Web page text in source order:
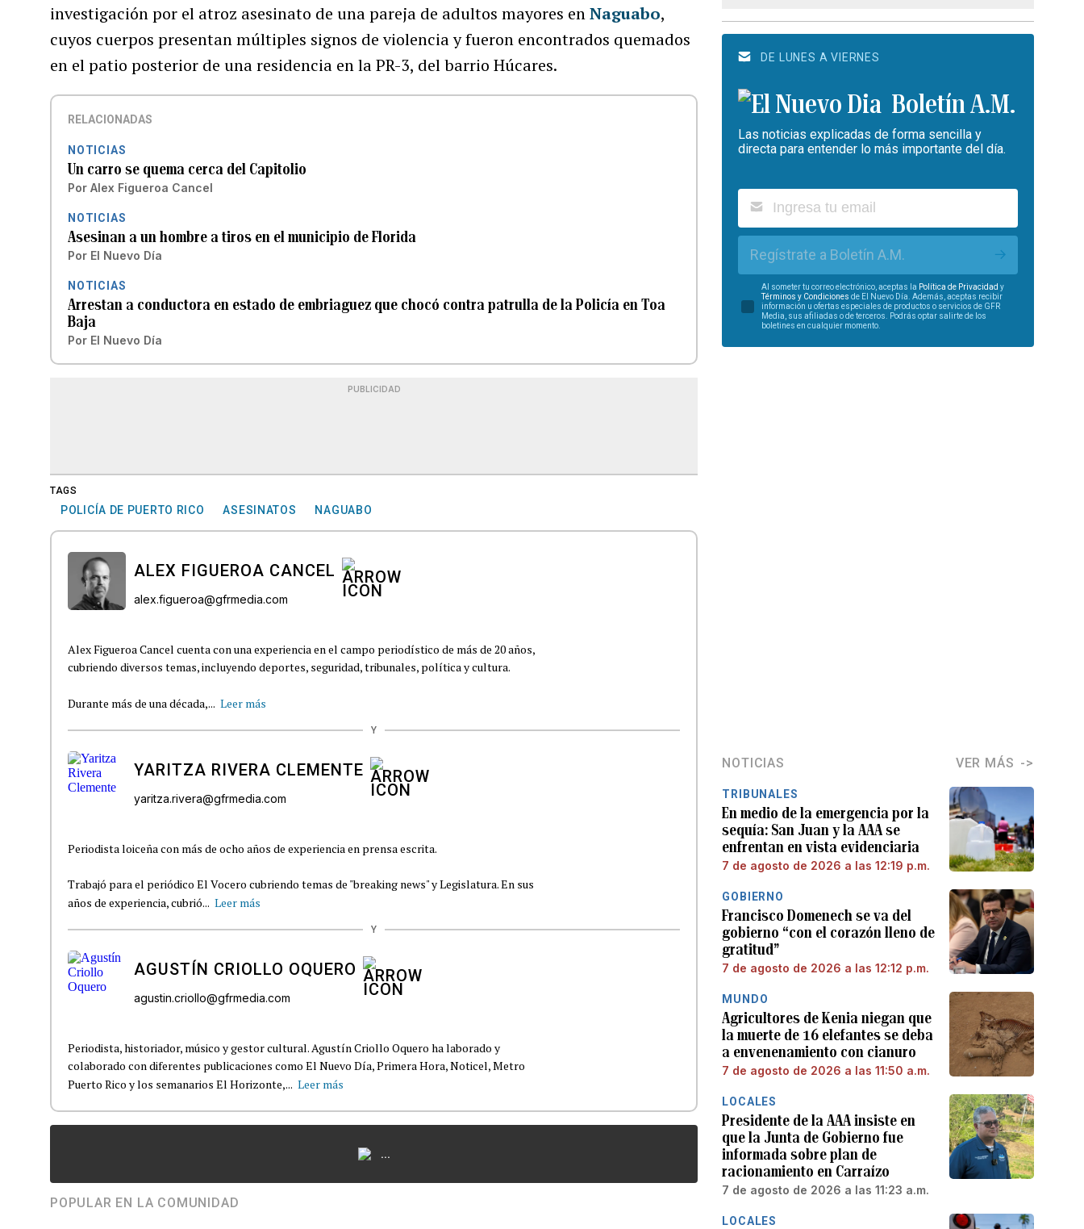
investigación por el atroz asesinato de una pareja de adultos mayores enNaguabo,
cuyos cuerpos presentan múltiples signos de violencia y fueron encontrados quemados
en el patio posterior de una residencia en la PR-3, del barrio Húcares.
RELACIONADAS
NOTICIAS
Un carro se quema cerca del Capitolio
Por Alex Figueroa Cancel
NOTICIAS
Asesinan a un hombre a tiros en el municipio de Florida
Por El Nuevo Día
NOTICIAS
Arrestan a conductora en estado de embriaguez que chocó contra patrulla de la Policía en Toa
Baja
Por El Nuevo Día
PUBLICIDAD
TAGS
POLICÍA DE PUERTO RICO ASESINATOS NAGUABO
ALEX FIGUEROA CANCEL
alex.figueroa@gfrmedia.com
Alex Figueroa Cancel cuenta con una experiencia en el campo periodístico de más de 20 años,
cubriendo diversos temas, incluyendo deportes, seguridad, tribunales, política y cultura.
Durante más de una década,... Leer más
Y
YARITZA RIVERA CLEMENTE
yaritza.rivera@gfrmedia.com
Periodista loiceña con más de ocho años de experiencia en prensa escrita.
Trabajó para el periódico El Vocero cubriendo temas de "breaking news" y Legislatura. En sus
años de experiencia, cubrió... Leer más
Y
AGUSTÍN CRIOLLO OQUERO
agustin.criollo@gfrmedia.com
Periodista, historiador, músico y gestor cultural. Agustín Criollo Oquero ha laborado y
colaborado con diferentes publicaciones como El Nuevo Día, Primera Hora, Noticel, Metro
Puerto Rico y los semanarios El Horizonte,... Leer más
...
POPULAR EN LA COMUNIDAD
DE LUNES A VIERNES
Boletín A.M.
Las noticias explicadas de forma sencilla y
directa para entender lo más importante del día.
Regístrate a Boletín A.M.
Al someter tu correo electrónico, aceptas la Política de Privacidad y
Términos y Condiciones de El Nuevo Día. Además, aceptas recibir
información u ofertas especiales de productos o servicios de GFR
Media, sus afiliadas o de terceros. Podrás optar salirte de los
boletines en cualquier momento.
NOTICIAS VER MÁS
TRIBUNALES
En medio de la emergencia por la
sequía: San Juan y la AAA se
enfrentan en vista evidenciaria
7 de agosto de 2026 a las 12:19 p.m.
GOBIERNO
Francisco Domenech se va del
gobierno “con el corazón lleno de
gratitud”
7 de agosto de 2026 a las 12:12 p.m.
MUNDO
Agricultores de Kenia niegan que
la muerte de 16 elefantes se deba
a envenenamiento con cianuro
7 de agosto de 2026 a las 11:50 a.m.
LOCALES
Presidente de la AAA insiste en
que la Junta de Gobierno fue
informada sobre plan de
racionamiento en Carraízo
7 de agosto de 2026 a las 11:23 a.m.
LOCALES